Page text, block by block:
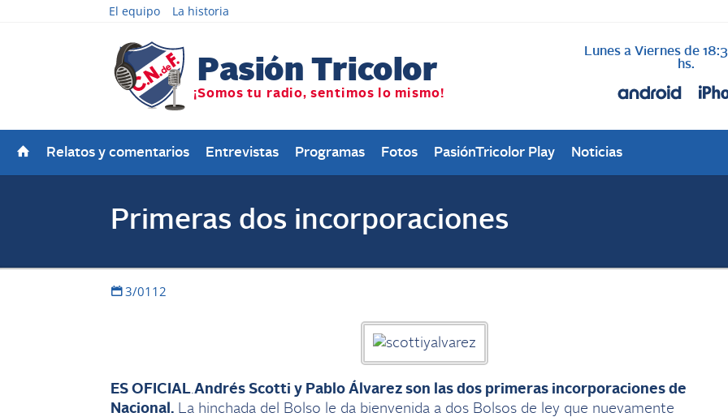
El equipo La historia
Lunes a Viernes de
hs.
Relatos y comentarios Entrevistas Programas Fotos PasiónTricolor Play Noticias
Primeras dos incorporaciones
3/0112
ES OFICIAL.Andrés Scotti y Pablo Álvarez son las dos primeras incorporaciones de
Nacional.La hinchada del Bolso le da bienvenida a dos Bolsos de ley que nuevamente